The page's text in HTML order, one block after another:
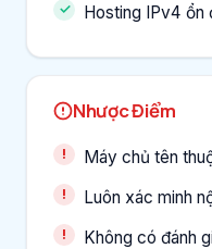
Hosting IPv4 ổn
Nhược Điểm
Máy chủ tên
Luôn xác minh
Không có đánh